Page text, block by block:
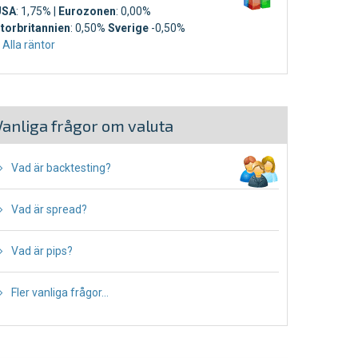
: 1,75% | Eurozonen: 0,00%
: 0,50% Sverige-0,50%
Alla räntor
frågor om valuta
Vad är backtesting?
Vad är spread?
Vad är pips?
Fler vanliga frågor...